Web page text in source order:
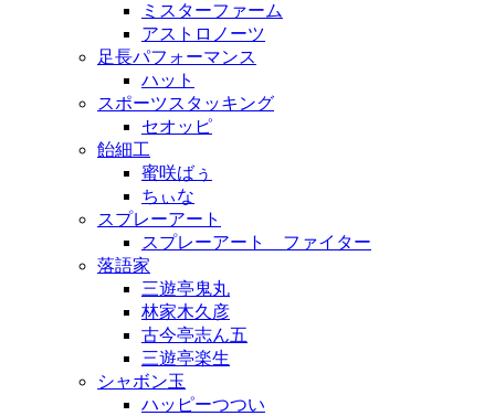
ミスターファーム
アストロノーツ
足長パフォーマンス
ハット
スポーツスタッキング
セオッピ
飴細工
蜜咲ばぅ
ちぃな
スプレーアート
スプレーアート ファイター
落語家
三遊亭鬼丸
林家木久彦
古今亭志ん五
三遊亭楽生
シャボン玉
ハッピーつつい